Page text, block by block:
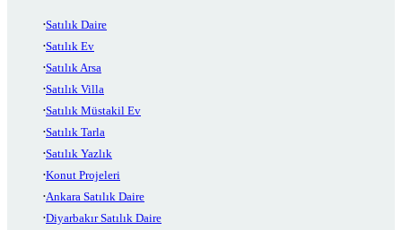
Satılık Daire
Satılık Ev
Satılık Arsa
Satılık Villa
Satılık Müstakil Ev
Satılık Tarla
Satılık Yazlık
Konut Projeleri
Ankara Satılık Daire
Diyarbakır Satılık Daire